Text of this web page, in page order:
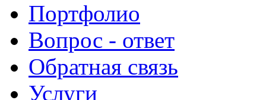
Портфолио
Вопрос - ответ
Обратная связь
Услуги